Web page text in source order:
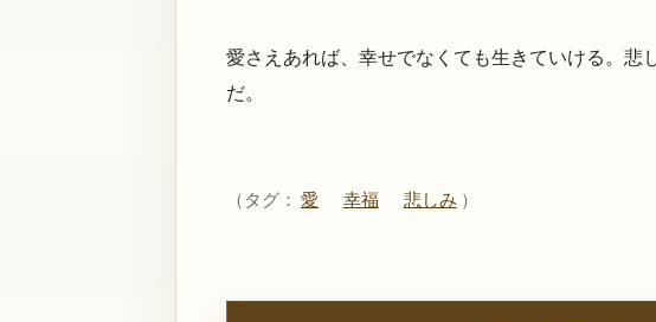
愛さえあれば、幸せでなくても生きていける。悲
だ。
（タグ： 愛 幸福 悲しみ ）